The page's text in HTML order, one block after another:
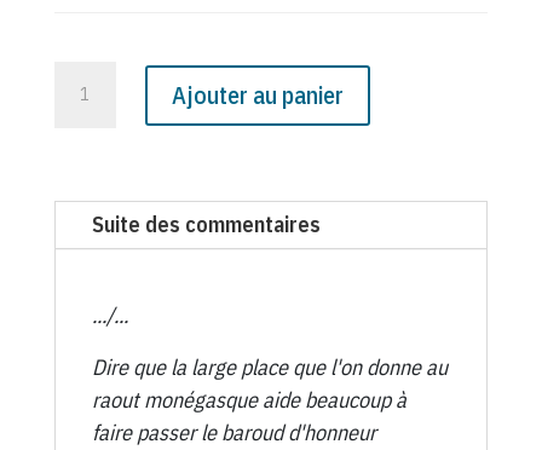
du
Canard
1956
Ajouter au panier
Suite des commentaires
.../...
Dire que la large place que l'on donne au
raout monégasque aide beaucoup à
faire passer le baroud d'honneur